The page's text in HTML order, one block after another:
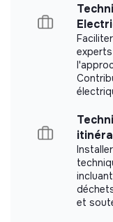
Encadrer,
développer les
charge de l’IT
Logistique) et
Participer au
Chef de
Garantir
le coordinateur
opérationnels.
Assurer les
postes IT, et
Labels
This structure
labels or
Documents
Did not yet
et